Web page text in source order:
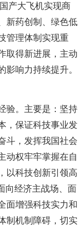
产大飞机实现商
新药创制、绿色低
管理体制实现重
取得新进展，主动
响力持续提升。
验。主要是：坚持
，保证科技事业发
斗，发挥我国社会
动权牢牢掌握在自
以科技创新引领高
向经济主战场、面
面增强科技实力和
制机制障碍，切实